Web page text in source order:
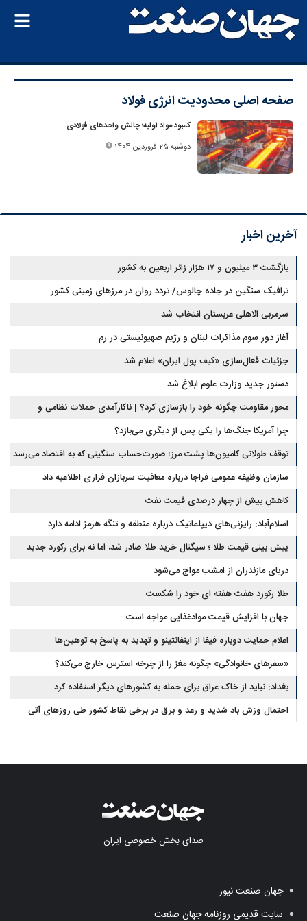
صفحه اصلی محدودیت انرژی فولاد
کمبود مواد اولیه؛ چالش واحدهای فولادی
دوشنبه 25 فروردین 1404
آخرین اخبار
بازگشت ۳ میلیون و ۱۷ هزار زائر اربعین به کشور
ترافیک سنگین در جاده چالوس/ تردد روان در مرزهای زمینی کشور
سرمربی الاهلی عربستان انتخاب شد
آغاز دور سوم مذاکرات لبنان و رژیم صهیونیستی در رم
جزئیات فعال‌سازی «کیف پول ایران» اعلام شد
دستور جدید وزارت علوم ابلاغ شد
محور مقاومت چگونه خود را بازسازی کرد؟ | ناکارآمدی حملات نظامی و
تحریم‌ها در فروپاشی شبکه منطقه‌ای ایران
چرا آمریکا جنگ‌ها را یکی پس از دیگری می‌بازد؟
توقف طولانی کامیون‌ها پشت مرز؛ صورت‌حساب سنگینی که به اقتصاد می‌رسد
سازمان وظیفه عمومی فراجا درباره معافیت سربازان فراری اطلاعیه داد
کاهش بیش از چهار درصدی قیمت نفت
اسلام‌آباد: رایزنی‌های دیپلماتیک درباره منطقه و تنگه هرمز ادامه دارد
پیش بینی قیمت طلا ؛ سیگنال خرید طلا صادر شد، اما نه برای رکورد جدید
دریای مازندران از امشب مواج می‌شود
طلا رکورد هفت هفته ای خود را شکست
جهان با افزایش قیمت موادغذایی مواجه است
اعلام حمایت دوباره فیفا از اینفانتینو و تهدید به پاسخ به توهین‌ها
«سفرهای خانوادگی» چگونه مغز را از چرخه استرس خارج می‌کند؟
بغداد: نباید از خاک عراق برای حمله به کشورهای دیگر استفاده کرد
احتمال وزش باد شدید و رعد و برق در برخی نقاط کشور طی روزهای آتی
صدای بخش خصوصی ایران
جهان صنعت نیوز
سایت قدیمی روزنامه جهان صنعت